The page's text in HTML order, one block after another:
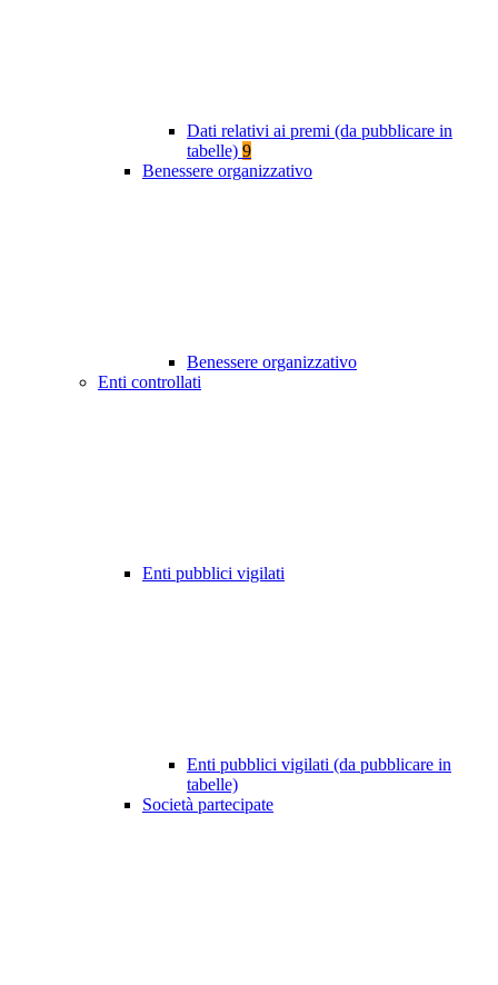
Dati relativi ai premi (da pubblicare in
tabelle) 9
Benessere organizzativo
Benessere organizzativo
Enti controllati
Enti pubblici vigilati
Enti pubblici vigilati (da pubblicare in
tabelle)
Società partecipate